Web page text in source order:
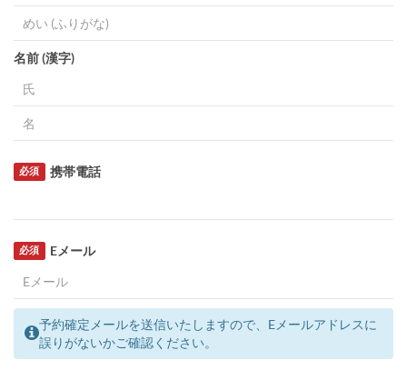
名前 (漢字)
携帯電話
必須
Eメール
必須
予約確定メールを送信いたしますので、Eメールアドレスに
誤りがないかご確認ください。